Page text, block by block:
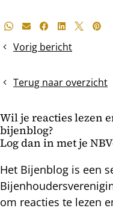
Deel
bericht
Whatsapp
E-mailFacebook
LinkedIn
X
Vorig bericht
Waar
de Terug naar overzicht
Wil je reacties lezen
bijenblog?
Log dan in met je
Het Bijenblog is een
om reacties te lezen